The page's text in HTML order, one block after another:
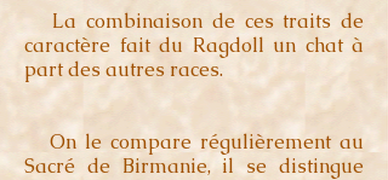
La combinaison de ces traits de
caractère fait du Ragdoll un chat à
part des autres races.
On le compare régulièrement au
Sacré de Birmanie, il se distingue